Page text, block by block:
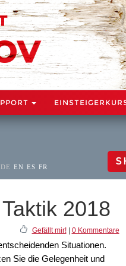
DE EN ES FR
2018
Gefällt mir!| 0 Kommentare
Situationen.
Sie die Gelegenheit und